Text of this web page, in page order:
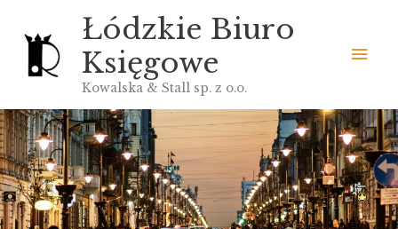
Łódzkie Biuro
Księgowe
Kowalska & Stall sp. z o.o.